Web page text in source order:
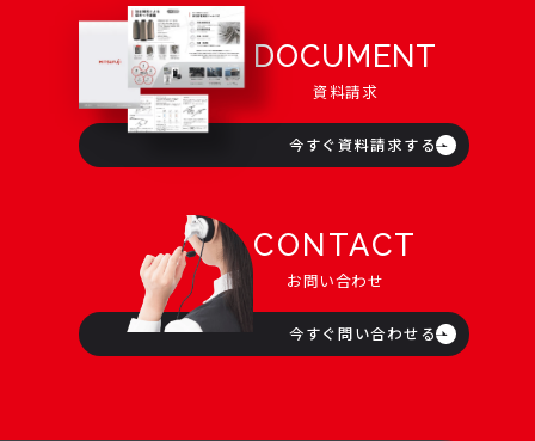
DOCUMENT
資料請求
今すぐ資料請求する
CONTACT
お問い合わせ
今すぐ問い合わせる